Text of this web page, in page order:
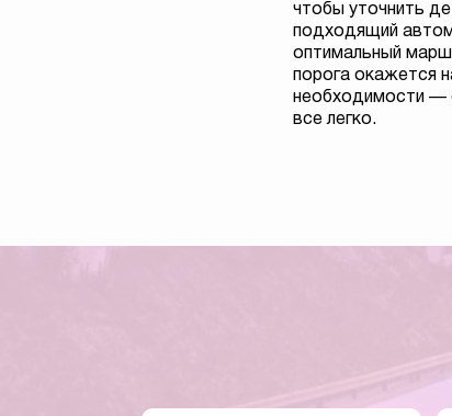
чтобы уточнить
подходящий
оптимальный
порога окажется
необходимости —
все легко.